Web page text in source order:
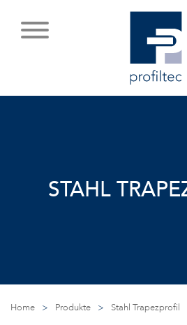
STAHL
Home > Produkte > Stahl Trapezprofil